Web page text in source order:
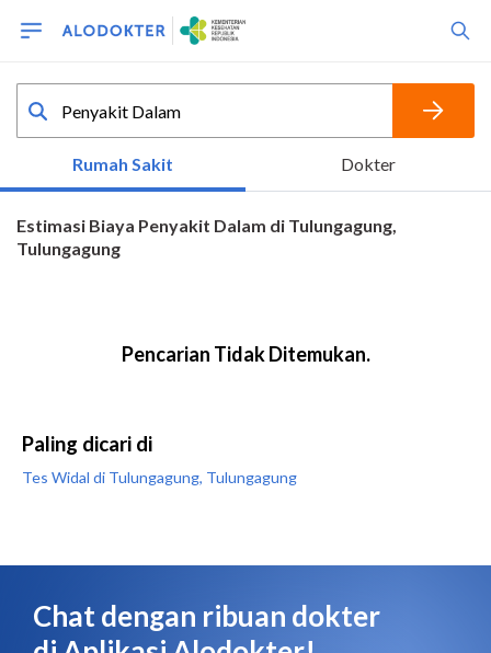
Paling dicari di
Tes Widal di Tulungagung, Tulungagung